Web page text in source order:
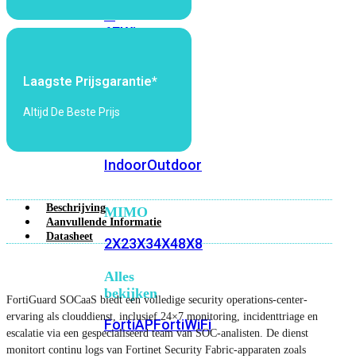
6EWi-
Fi
IndoorOutdoor
MIMO
2X23X34X48X8
Alles
bekijken
FortiAPFortiWiFi
Laagste Prijsgarantie*
Altijd De Beste Prijs
Beschrijving
Aanvullende Informatie
Datasheet
FortiGuard SOCaaS biedt een volledige security operations-center-
ervaring als clouddienst, inclusief 24×7 monitoring, incidenttriage en
escalatie via een gespecialiseerd team van SOC-analisten. De dienst
monitort continu logs van Fortinet Security Fabric-apparaten zoals